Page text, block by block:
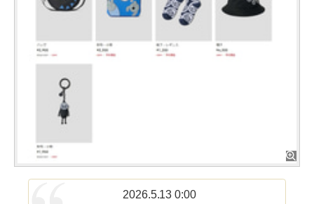
2026.5.13 0:00